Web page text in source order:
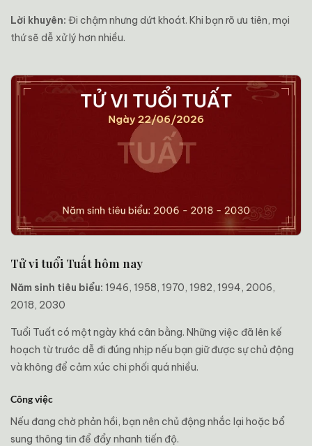
Lời khuyên: Đi chậm nhưng dứt khoát. Khi bạn rõ ưu tiên, mọi
thứ sẽ dễ xử lý hơn nhiều.
Tử vi tuổi Tuất hôm nay
Năm sinh tiêu biểu: 1946, 1958, 1970, 1982, 1994, 2006,
2018, 2030
Tuổi Tuất có một ngày khá cân bằng. Những việc đã lên kế
hoạch từ trước dễ đi đúng nhịp nếu bạn giữ được sự chủ động
và không để cảm xúc chi phối quá nhiều.
Công việc
Nếu đang chờ phản hồi, bạn nên chủ động nhắc lại hoặc bổ
sung thông tin để đẩy nhanh tiến độ.